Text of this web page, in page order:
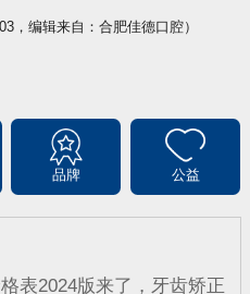
，编辑来自：合肥佳德口腔）
品牌 公益
表2024版来了，牙齿矫正